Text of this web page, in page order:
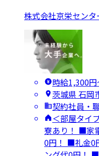
株式会社京栄センタ
時給1,300
茨城県 石岡
契約社員・
＜部屋タイ
寮あり！ ■家
0円！ ■礼金0